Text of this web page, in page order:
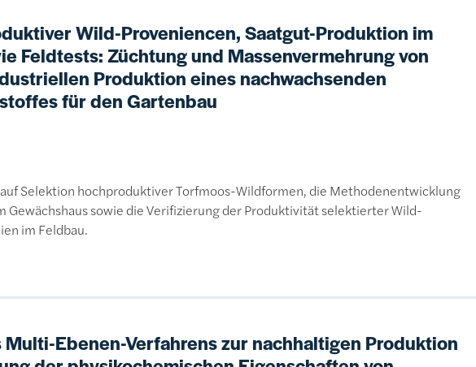
Wild-Proveniencen, Saatgut-Produktion im
Feldtests: Züchtung und Massenvermehrung von
Produktion eines nachwachsenden
für den Gartenbau
Selektion hochproduktiver Torfmoos-Wildformen, die Methodenentwicklung
Gewächshaus sowie die Verifizierung der Produktivität selektierter Wild-
im Feldbau.
Ebenen-Verfahrens zur nachhaltigen Produktion